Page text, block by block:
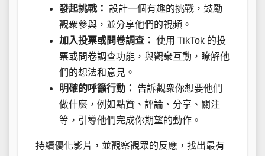
發起挑戰： 設計一個有趣的挑戰，鼓勵
觀衆參與，並分享他們的視頻。
加入投票或問卷調查： 使用 TikTok 的投
票或問卷調查功能，與觀衆互動，瞭解他
們的想法和意見。
明確的呼籲行動：
告訴觀衆你想要他們
做什麼，例如點贊、評論、分享、關注
等，引導他們完成你期望的動作。
持續優化影片，並觀察觀眾的反應，找出最有